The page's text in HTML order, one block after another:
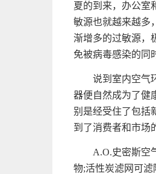
夏的到来，办公室
敏源也就越来越多
渐增多的过敏源，
免被病毒感染的同
说到室内空气
器便自然成为了健
别是经受住了包括
到了消费者和市场
A.O.史密斯空
物;活性炭滤网可滤